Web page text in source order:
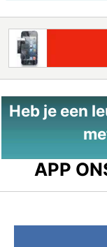
Heb je een
APP